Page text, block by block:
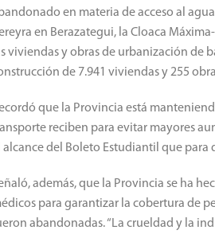
en materia de acceso al
en Berazategui, la Cloaca
viviendas y obras de urbanización de
de 7.941 viviendas y 255
que la Provincia está
reciben para evitar mayores
alcance del Boleto Estudiantil que
además, que la Provincia se ha
para garantizar la cobertura de
abandonadas. “La crueldad y la